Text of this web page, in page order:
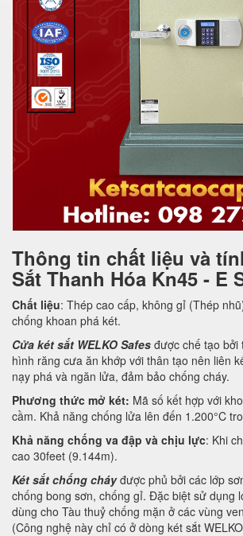
Thông tin chất liệu và
Sắt Thanh Hóa Kn45 - E
Chất liệu: Thép cao cấp, không gỉ (Thép
chống khoan phá két.
Cửa két sắt WELKO Safes được chế tạo bởi
hình răng cưa ăn khớp với thân tạo nên liên
nạy phá và ngăn lửa, đảm bảo chống cháy.
Phương thức mở két: Mã số kết hợp với
cầm. Khả năng chống lửa lên đến 1.200°C
Khả năng chống va đập và chịu lực: Khi
cao 30feet (9.144m).
Két sắt chống cháyđược phủ bởi các lớp
chống bong sơn, chống gỉ. Đặc biệt sử dụng
dùng cho Tàu thuỷ chống mặn ở các vùng
(Công nghệ này chỉ có ở dòng két sắt